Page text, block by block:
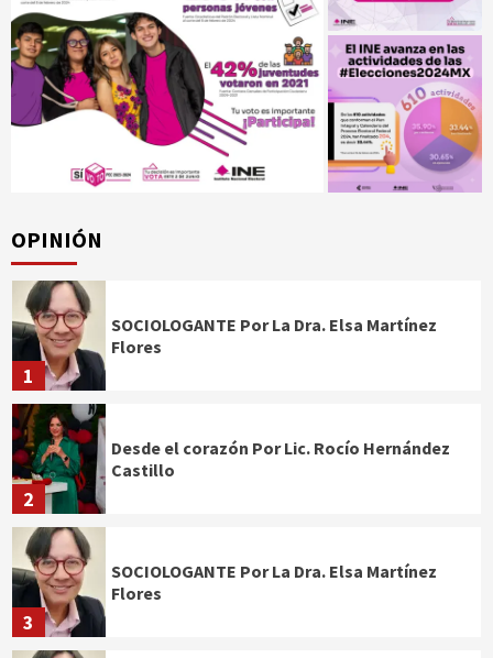
OPINIÓN
1
SOCIOLOGANTE Por La Dra. Elsa Martínez
Flores
2
Desde el corazón Por Lic. Rocío Hernández
Castillo
3
SOCIOLOGANTE Por La Dra. Elsa Martínez
Flores